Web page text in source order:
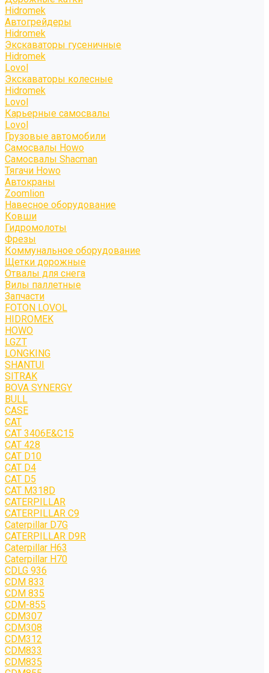
Hidromek
Автогрейдеры
Hidromek
Экскаваторы гусеничные
Hidromek
Lovol
Экскаваторы колесные
Hidromek
Lovol
Карьерные самосвалы
Lovol
Грузовые автомобили
Самосвалы Howo
Самосвалы Shacman
Тягачи Howo
Автокраны
Zoomlion
Навесное оборудование
Ковши
Гидромолоты
Фрезы
Коммунальное оборудование
Щетки дорожные
Отвалы для снега
Вилы паллетные
Запчасти
FOTON LOVOL
HIDROMEK
HOWO
LGZT
LONGKING
SHANTUI
SITRAK
BOVA SYNERGY
BULL
CASE
CAT
CAT 3406E&C15
CAT 428
CAT D10
CAT D4
CAT D5
CAT M318D
CATERPILLAR
CATERPILLAR C9
Caterpillar D7G
CATERPILLAR D9R
Caterpillar H63
Caterpillar H70
CDLG 936
CDM 833
CDM 835
CDM-855
CDM307
CDM308
CDM312
CDM833
CDM835